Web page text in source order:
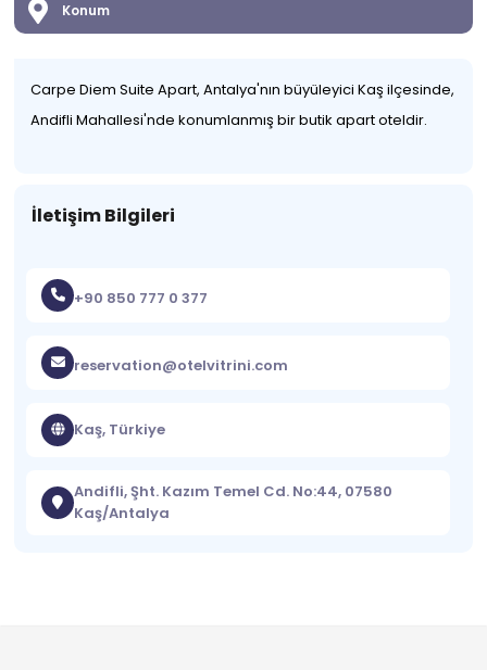
Konum
Carpe Diem Suite Apart, Antalya'nın büyüleyici Kaş ilçesinde,
Andifli Mahallesi'nde konumlanmış bir butik apart oteldir.
İletişim Bilgileri
+90 850 777 0 377
reservation@otelvitrini.com
Kaş, Türkiye
Andifli, Şht. Kazım Temel Cd. No:44, 07580
Kaş/Antalya